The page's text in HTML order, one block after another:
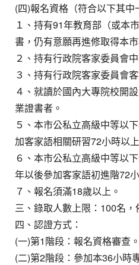
(四)報名資格（符合以下其中
１、持有91年教育部（或本
書，仍有意願再進修取得本
２、持有行政院客家委員會
３、持有行政院客家委員會
４、就讀於國內大專院校開
業證書者。
５、本市公私立高級中等以
加客家語相關研習72小時以
６、本市公私立高級中等以
年以後參加客家語初進階72
７、報名須滿18歲以上。
三、錄取人數上限：100名
四、認證方式：
(一)第1階段：報名資格審查。
(二)第2階段：參加本36小時